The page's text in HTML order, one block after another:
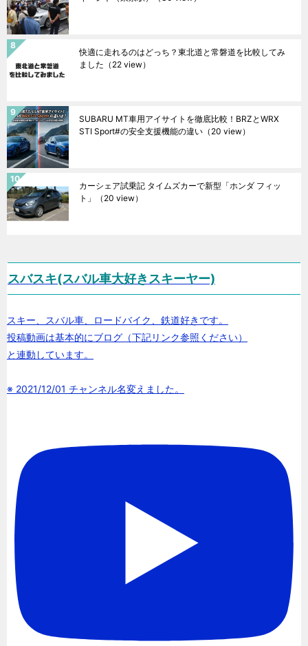
快適に走れるのはどっち？東北道と常磐道を比較してみ
ました （22 view）
SUBARU MT車用アイサイトを徹底比較！BRZとWRX
STI Sport#の安全支援機能の違い （20 view）
カーシェア試乗記 タイムズカーで新型「ホンダ フィッ
ト」
（20 view）
スバスキ(スバル車大好きスキーヤー)
スキー、スバル車、ロードバイク、鉄道好きです。
投稿動画は基本的にブログ（下記リンク参照ください）
と連動しています。
※ 2021/12/01 チャンネル名変えました。